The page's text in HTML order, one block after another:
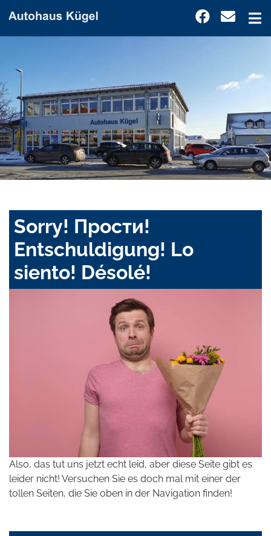
Sorry! Прости!
Entschuldigung! Lo
siento! Désolé!
Also, das tut uns jetzt echt leid, aber diese Seite gibt es
leider nicht! Versuchen Sie es doch mal mit einer der
tollen Seiten, die Sie oben in der Navigation finden!